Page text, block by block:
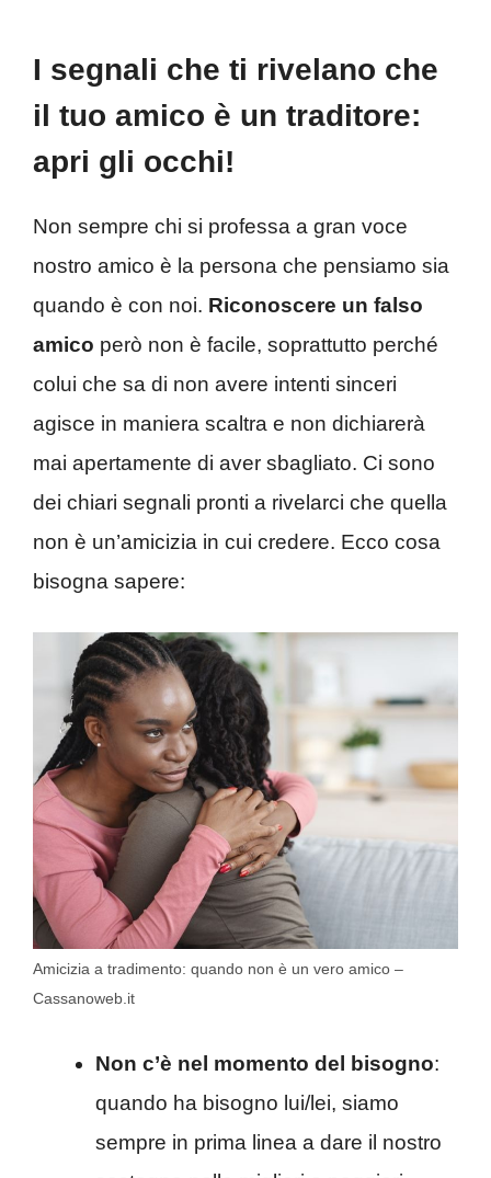
I segnali che ti rivelano che
il tuo amico è un traditore:
apri gli occhi!
Non sempre chi si professa a gran voce
nostro amico è la persona che pensiamo sia
quando è con noi. Riconoscere un falso
amico però non è facile, soprattutto perché
colui che sa di non avere intenti sinceri
agisce in maniera scaltra e non dichiarerà
mai apertamente di aver sbagliato. Ci sono
dei chiari segnali pronti a rivelarci che quella
non è un’amicizia in cui credere. Ecco cosa
bisogna sapere:
Amicizia a tradimento: quando non è un vero amico –
Cassanoweb.it
Non c’è nel momento del bisogno:
quando ha bisogno lui/lei, siamo
sempre in prima linea a dare il nostro